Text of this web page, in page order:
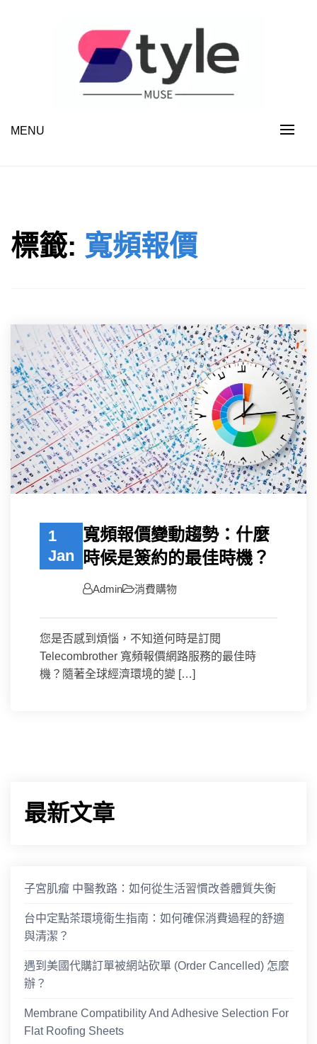
STYLE MUSE
MENU
標籤: 寬頻報價
1
Jan
寬頻報價變動趨勢：什麼
時候是簽約的最佳時機？
Admin 消費購物
您是否感到煩惱，不知道何時是訂閱
Telecombrother 寬頻報價網路服務的最佳時
機？隨著全球經濟環境的變 […]
最新文章
子宮肌瘤 中醫教路：如何從生活習慣改善體質失衡
台中定點茶環境衛生指南：如何確保消費過程的舒適
與清潔？
遇到美國代購訂單被網站砍單 (Order Cancelled) 怎麼
辦？
Membrane Compatibility And Adhesive Selection For
Flat Roofing Sheets